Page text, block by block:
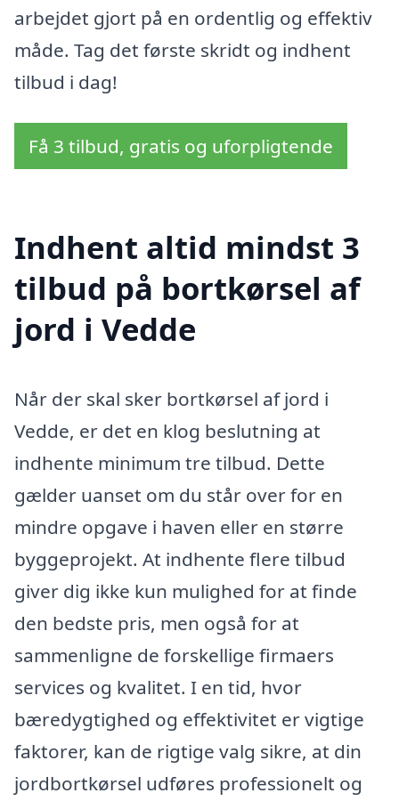
arbejdet gjort på en ordentlig og effektiv
måde. Tag det første skridt og indhent
tilbud i dag!
Få 3 tilbud, gratis og uforpligtende
Indhent altid mindst 3
tilbud på bortkørsel af
jord i Vedde
Når der skal sker bortkørsel af jord i
Vedde, er det en klog beslutning at
indhente minimum tre tilbud. Dette
gælder uanset om du står over for en
mindre opgave i haven eller en større
byggeprojekt. At indhente flere tilbud
giver dig ikke kun mulighed for at finde
den bedste pris, men også for at
sammenligne de forskellige firmaers
services og kvalitet. I en tid, hvor
bæredygtighed og effektivitet er vigtige
faktorer, kan de rigtige valg sikre, at din
jordbortkørsel udføres professionelt og